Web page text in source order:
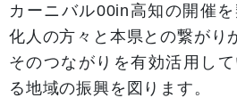
カーニバル00in高知の開催
化人の方々と本県との繋がり
そのつながりを有効活用し
る地域の振興を図ります。